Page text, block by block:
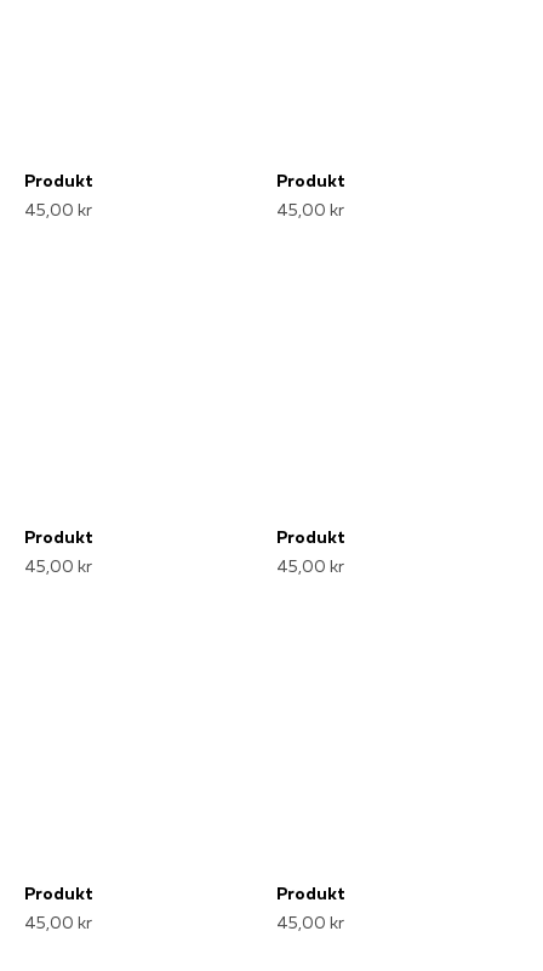
Produkt
45,00 kr
Produkt
45,00 kr
Produkt
45,00 kr
Produkt
45,00 kr
Produkt
45,00 kr
Produkt
45,00 kr